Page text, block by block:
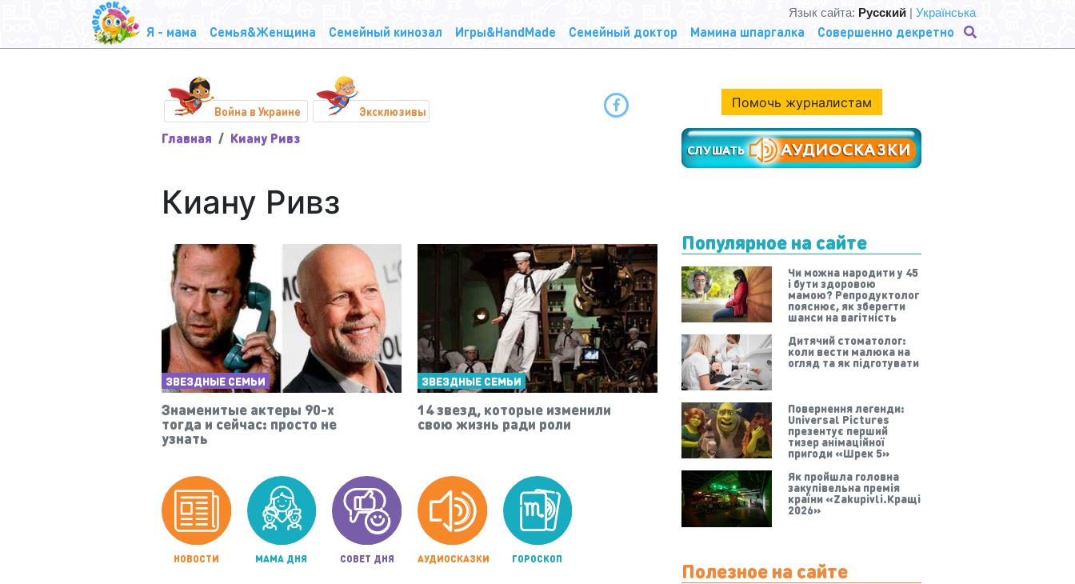
Я - мама Семья&Женщина Семейный кинозал Игры&HandMade Семейный доктор Мамина шпаргалка Совершенно декретно
Язык сайта: Русский | Українська
Война в Украине Эксклюзивы
Главная Киану Ривз
Киану Ривз
ЗВЕЗДНЫЕ СЕМЬИ
Знаменитые актеры 90-х
тогда и сейчас: просто не
узнать
ЗВЕЗДНЫЕ СЕМЬИ
14 звезд, которые изменили
свою жизнь ради роли
НОВОСТИ МАМА ДНЯ СОВЕТ ДНЯ АУДИОСКАЗКИ ГОРОСКОП
Помочь журналистам
Популярное на сайте
Чи можна народити у 45
і бути здоровою
мамою? Репродуктолог
пояснює, як зберегти
шанси на вагітність
Дитячий стоматолог:
коли вести малюка на
огляд та як підготувати
Повернення легенди:
Universal Pictures
презентує перший
тизер анімаційної
пригоди «Шрек 5»
Як пройшла головна
закупівельна премія
країни «Zakupivli.Кращі
2026»
Полезное на сайте